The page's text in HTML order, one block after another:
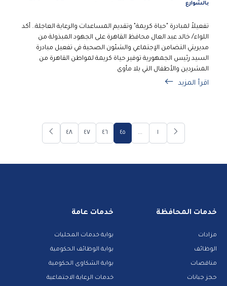
بالشوارع
تفعيلاً لمبادرة "حياة كريمة" وتقديم المساعدات والرعاية العاجلة.. أكد
اللواء/ خالد عبد العال محافظ القاهرة على الجهود المبذولة من
مديريتي التضامن الإجتماعي والشئون الصحية في تفعيل مبادرة
السيد رئيس الجمهورية توفير حياة كريمة لمواطن القاهرة من
المشردين والأطفال التي بلا مأوى
اقرأ المزيد
١ ... ٤٥ ٤٦ ٤٧ ٤٨
خدمات المحافظة
مزادات
الوظائف
مناقصات
حجز جبانات
خدمات عامة
بوابة خدمات المحليات
بوابة الوظائف الحكومية
بوابة الشكاوى الحكومية
خدمات الرعاية الاجتماعية